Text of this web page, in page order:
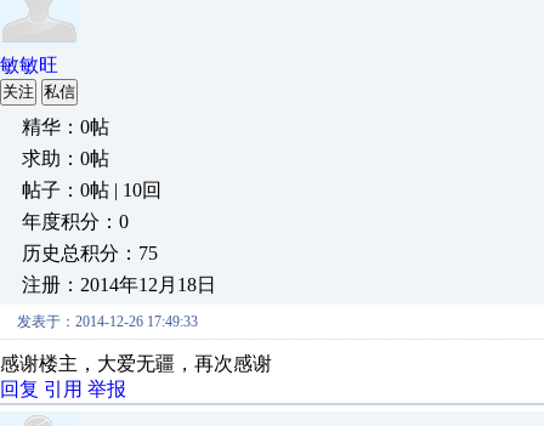
敏敏旺
关注 私信
精华：0帖
求助：0帖
帖子：0帖 | 10回
年度积分：0
历史总积分：75
注册：2014年12月18日
发表于：2014-12-26 17:49:33
感谢楼主，大爱无疆，再次感谢
回复 引用 举报